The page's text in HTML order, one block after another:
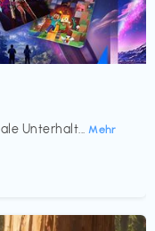
Unterhalt... Mehr